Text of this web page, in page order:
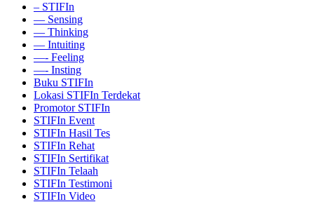
– STIFIn
— Sensing
— Thinking
— Intuiting
—- Feeling
—- Insting
Buku STIFIn
Lokasi STIFIn Terdekat
Promotor STIFIn
STIFIn Event
STIFIn Hasil Tes
STIFIn Rehat
STIFIn Sertifikat
STIFIn Telaah
STIFIn Testimoni
STIFIn Video